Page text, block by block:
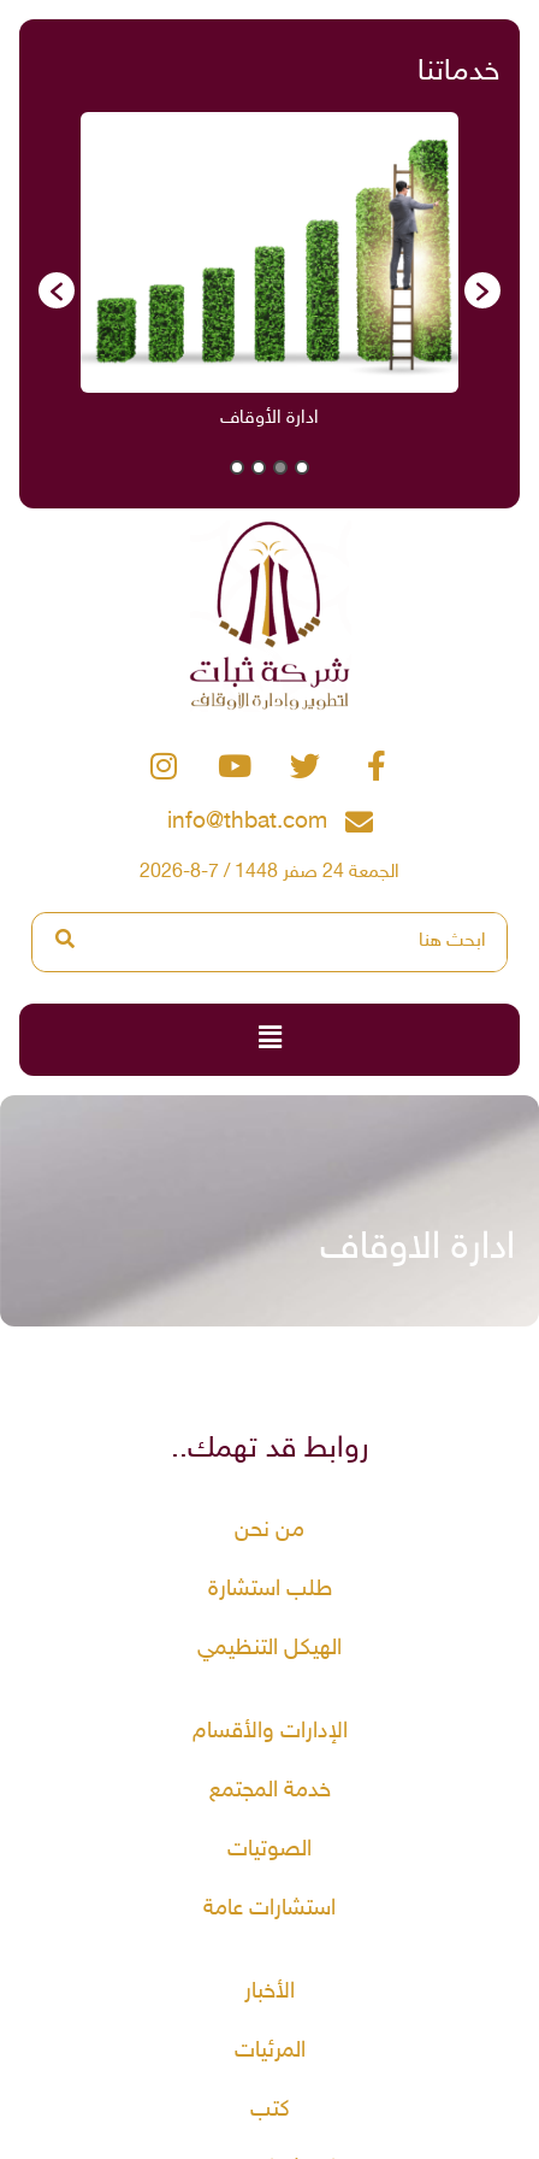
خدماتنا
ادارة الأوقاف
info@thbat.com
الجمعة 24 صفر 1448 / 7-8-2026
ادارة الاوقاف
روابط قد تهمك..
من نحن
طلب استشارة
الهيكل التنظيمي
الإدارات والأقسام
خدمة المجتمع
الصوتيات
استشارات عامة
الأخبار
المرئيات
كتب